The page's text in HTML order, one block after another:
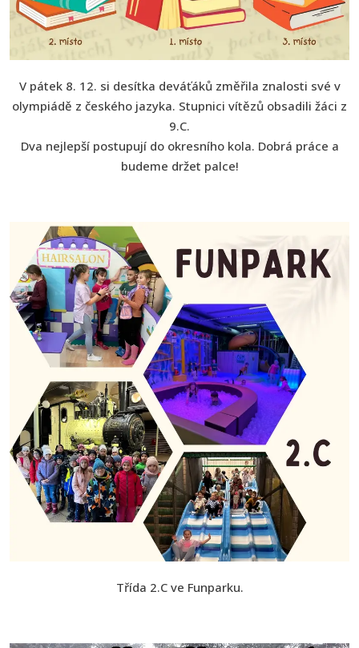
V pátek 8. 12. si desítka deváťáků změřila znalosti své v
olympiádě z českého jazyka. Stupnici vítězů obsadili žáci z
9.C.
Dva nejlepší postupují do okresního kola. Dobrá práce a
budeme držet palce!
Třída 2.C ve Funparku.